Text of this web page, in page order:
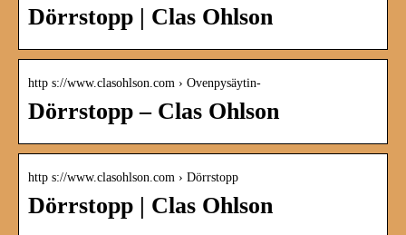
Dörrstopp | Clas Ohlson
http s://www.clasohlson.com › Ovenpysäytin-
Dörrstopp – Clas Ohlson
http s://www.clasohlson.com › Dörrstopp
Dörrstopp | Clas Ohlson